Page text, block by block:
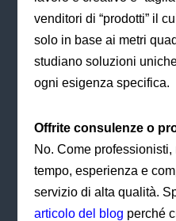
venditori di “prodotti” il
solo in base ai metri
studiano soluzioni
ogni esigenza specifica.
Offrite consulenze o
No. Come
tempo, esperienza e
servizio di alta qualità.
articolo del blog perché